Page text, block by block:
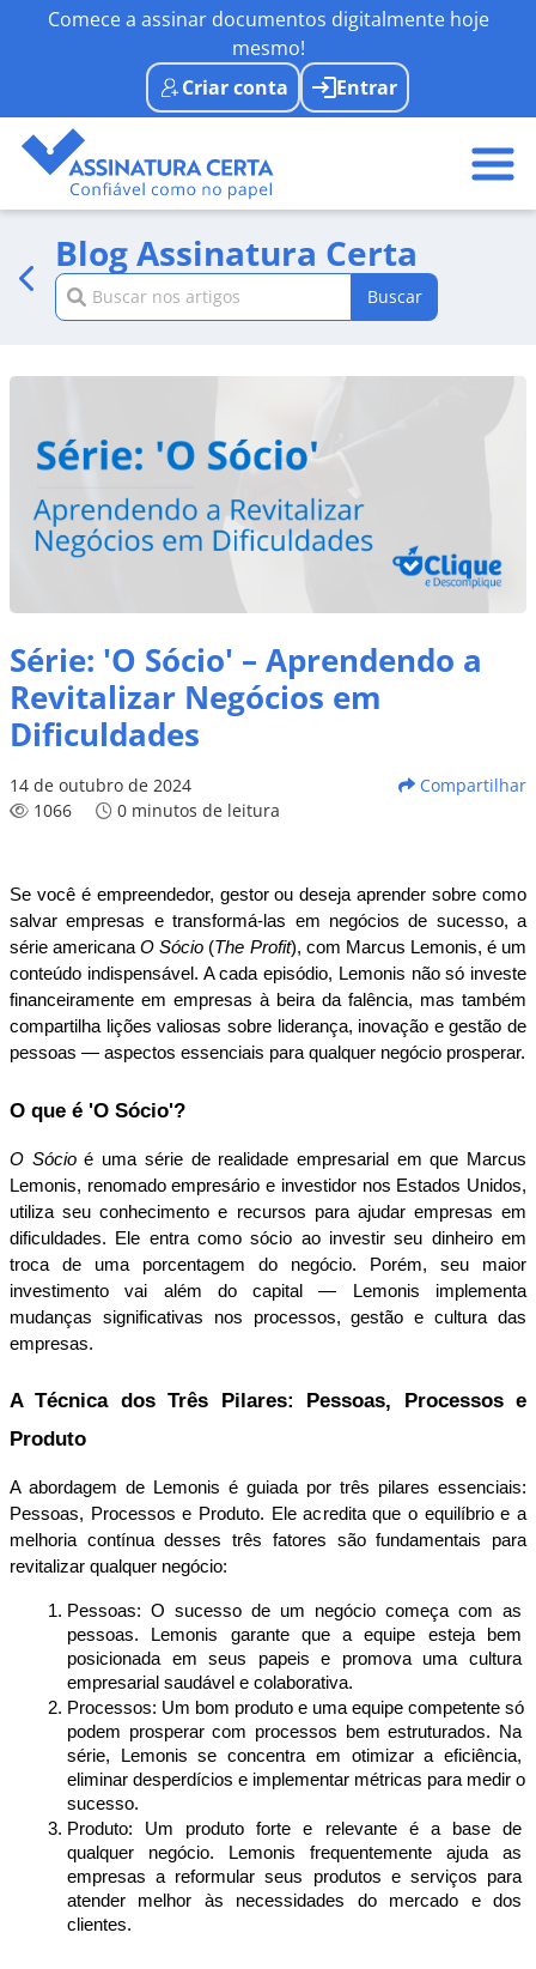
Comece a assinar documentos digitalmente hoje
mesmo!
Criar conta
Entrar
Blog Assinatura Certa
Buscar
Série: 'O Sócio' – Aprendendo a
Revitalizar Negócios em
Dificuldades
14 de outubro de 2024
Compartilhar
1066
0 minutos de leitura
Se você é empreendedor, gestor ou deseja aprender sobre como
salvar empresas e transformá-las em negócios de sucesso, a
série americana O Sócio (The Profit), com Marcus Lemonis, é um
conteúdo indispensável. A cada episódio, Lemonis não só investe
financeiramente em empresas à beira da falência, mas também
compartilha lições valiosas sobre liderança, inovação e gestão de
pessoas — aspectos essenciais para qualquer negócio prosperar.
O que é 'O Sócio'?
O Sócio é uma série de realidade empresarial em que Marcus
Lemonis, renomado empresário e investidor nos Estados Unidos,
utiliza seu conhecimento e recursos para ajudar empresas em
dificuldades. Ele entra como sócio ao investir seu dinheiro em
troca de uma porcentagem do negócio. Porém, seu maior
investimento vai além do capital — Lemonis implementa
mudanças significativas nos processos, gestão e cultura das
empresas.
A Técnica dos Três Pilares: Pessoas, Processos e
Produto
A abordagem de Lemonis é guiada por três pilares essenciais:
Pessoas, Processos e Produto. Ele acredita que o equilíbrio e a
melhoria contínua desses três fatores são fundamentais para
revitalizar qualquer negócio:
Pessoas: O sucesso de um negócio começa com as
pessoas. Lemonis garante que a equipe esteja bem
posicionada em seus papeis e promova uma cultura
empresarial saudável e colaborativa.
Processos: Um bom produto e uma equipe competente só
podem prosperar com processos bem estruturados. Na
série, Lemonis se concentra em otimizar a eficiência,
eliminar desperdícios e implementar métricas para medir o
sucesso.
Produto: Um produto forte e relevante é a base de
qualquer negócio. Lemonis frequentemente ajuda as
empresas a reformular seus produtos e serviços para
atender melhor às necessidades do mercado e dos
clientes.